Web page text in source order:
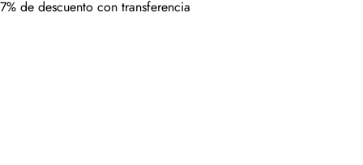
7% de descuento con transferencia